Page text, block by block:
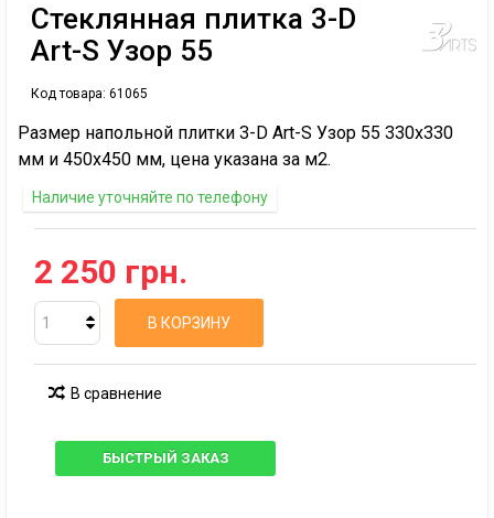
Стеклянная плитка 3-D
Art-S Узор 55
Код товара: 61065
Размер напольной плитки 3-D Art-S Узор 55 330х330
мм и 450х450 мм, цена указана за м2.
Наличие уточняйте по телефону
2 250 грн.
В КОРЗИНУ
В сравнение
БЫСТРЫЙ ЗАКАЗ